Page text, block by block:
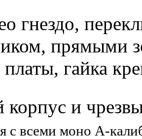
гнездо,
прямыми
гайка
и
с всеми моно A-